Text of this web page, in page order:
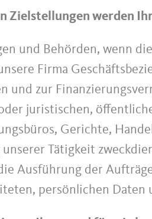
Zielstellungen werden
und Behörden, wenn
Firma
und zur
juristischen,
Gerichte,
Tätigkeit
Ausführung der
persönlichen